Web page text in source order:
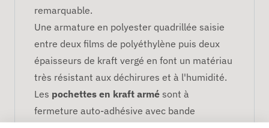
remarquable.
Une armature en polyester quadrillée saisie
entre deux films de polyéthylène puis deux
épaisseurs de kraft vergé en font un matériau
très résistant aux déchirures et à l'humidité.
Les pochettes en kraft armé sont à
fermeture auto-adhésive avec bande